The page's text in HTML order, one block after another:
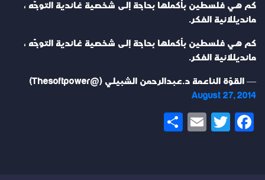
كم هي فلسطين بأكملها بحاجة إلى شخصية غاندية التوجّه ،
مانديللائية الفكر.
كم هي فلسطين بأكملها بحاجة إلى شخصية غاندية التوجّه ،
مانديللائية الفكر.
— القوّة الناعمة د.عبدالرحمن الشبيلي (@Thesoftpower)
August 27, 2014
Facebook
Twitter
Email